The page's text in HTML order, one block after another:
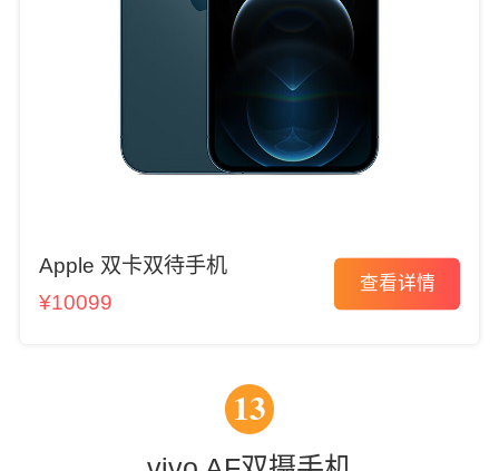
Apple 双卡双待手机
¥10099
查看详情
13